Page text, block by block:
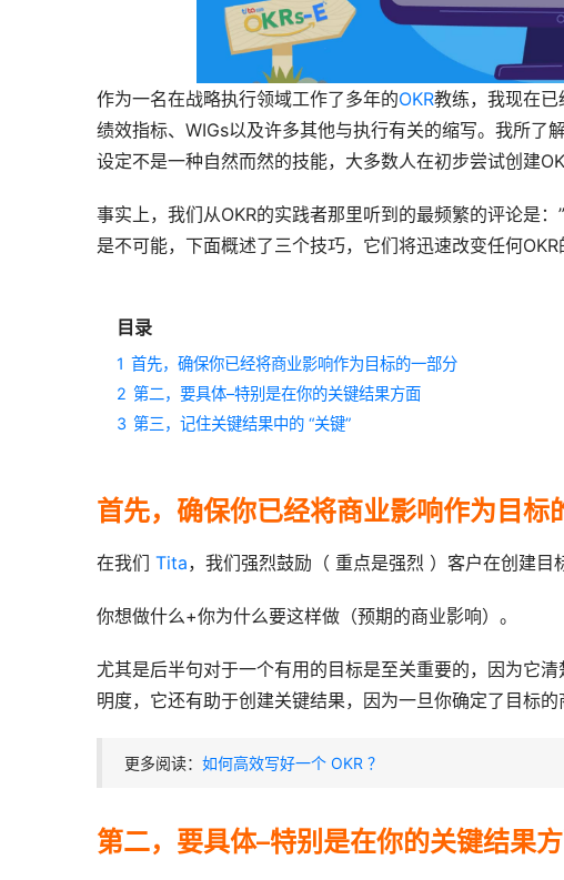
作为一名在战略执行领域工作了多年的OKR教练，我现在已
绩效指标、WIGs以及许多其他与执行有关的缩写。我所了
设定不是一种自然而然的技能，大多数人在初步尝试创建
事实上，我们从OKR的实践者那里听到的最频繁的评论是
是不可能，下面概述了三个技巧，它们将迅速改变任何OKR
目录
1 首先，确保你已经将商业影响作为目标的一部分
2 第二，要具体–特别是在你的关键结果方面
3 第三，记住关键结果中的 “关键”
首先，确保你已经将商业影响作为目标
在我们 Tita，我们强烈鼓励（ 重点是强烈 ）客户在创建目
你想做什么+你为什么要这样做（预期的商业影响）。
尤其是后半句对于一个有用的目标是至关重要的，因为它
明度，它还有助于创建关键结果，因为一旦你确定了目标的
更多阅读： 如何高效写好一个 OKR ？
第二，要具体–特别是在你的关键结果